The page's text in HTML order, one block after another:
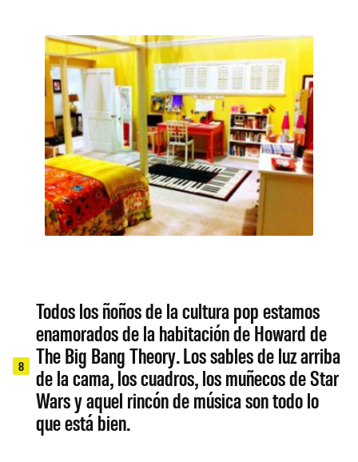
8
Todos los ñoños de la cultura pop estamos
enamorados de la habitación de Howard de
The Big Bang Theory. Los sables de luz arriba
de la cama, los cuadros, los muñecos de Star
Wars y aquel rincón de música son todo lo
que está bien.